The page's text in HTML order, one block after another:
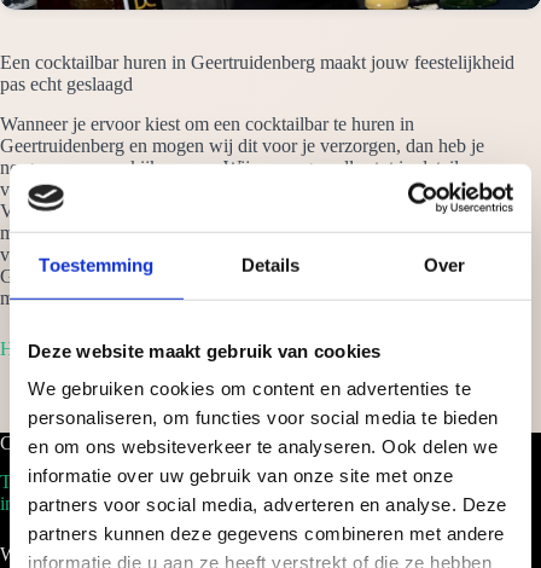
Toestemming Details Over
Deze website maakt gebruik van cookies
We gebruiken cookies om content en advertenties te
personaliseren, om functies voor social media te bieden
en om ons websiteverkeer te analyseren. Ook delen we
informatie over uw gebruik van onze site met onze
partners voor social media, adverteren en analyse. Deze
partners kunnen deze gegevens combineren met andere
informatie die u aan ze heeft verstrekt of die ze hebben
Een cocktailbar huren in Geertruidenberg maakt jouw feestelijkheid
pas echt geslaagd
Wanneer je ervoor kiest om een cocktailbar te huren in
Geertruidenberg en mogen wij dit voor je verzorgen, dan heb je
nergens meer omkijken naar. Wij verzorgen alles tot in details en
verzekeren we dat jouw festival een spectaculair evenement maken.
Van een kleinschalige verjaardagsfeestje, tot een bedrijfsfeest met 500
medewerkers, waar wij ook staan: het wordt een succes. Vraag
vrijblijvend een offerte aan om een cocktailbar te huren in
Geertruidenberg en je ontvangt binnen 24 uur een scherp voorstel op
maat!
Home
Cocktailbar.nl
Tel. 088-2035100
info@cocktailbar.nl
Wij werken landelijk!